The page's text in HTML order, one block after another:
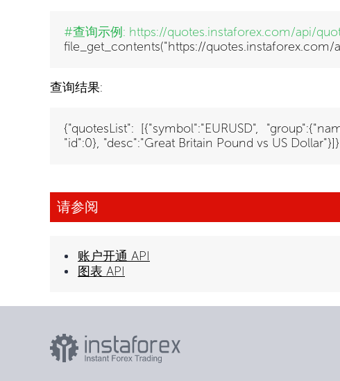
#查询示例: https://quotes.instaforex.com/api/
file_get_contents("https://quotes.instaforex.com/
查询结果:
{"quotesList": [{"symbol":"EURUSD",
"id":0}, "desc":"Great Britain Pound vs US Dollar"}]}
请参阅
账户开通 API
图表 API